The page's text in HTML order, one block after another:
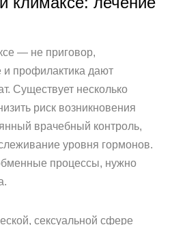
— не приговор,
профилактика дают
Существует несколько
риск возникновения
врачебный контроль,
уровня гормонов.
процессы, нужно
сексуальной сфере